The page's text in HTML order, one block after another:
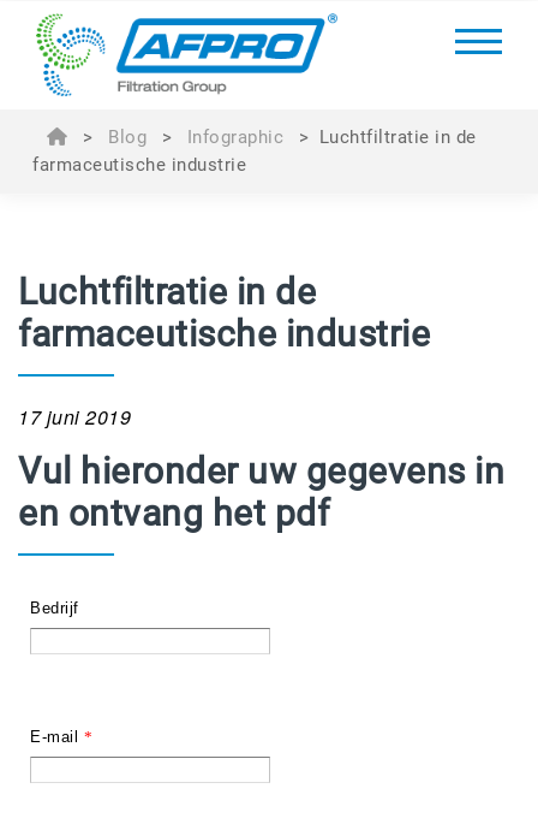
> Blog > Infographic > Luchtfiltratie in de
farmaceutische industrie
Luchtfiltratie in de
farmaceutische industrie
17 juni 2019
Vul hieronder uw gegevens in
en ontvang het pdf
Bedrijf
E-mail *